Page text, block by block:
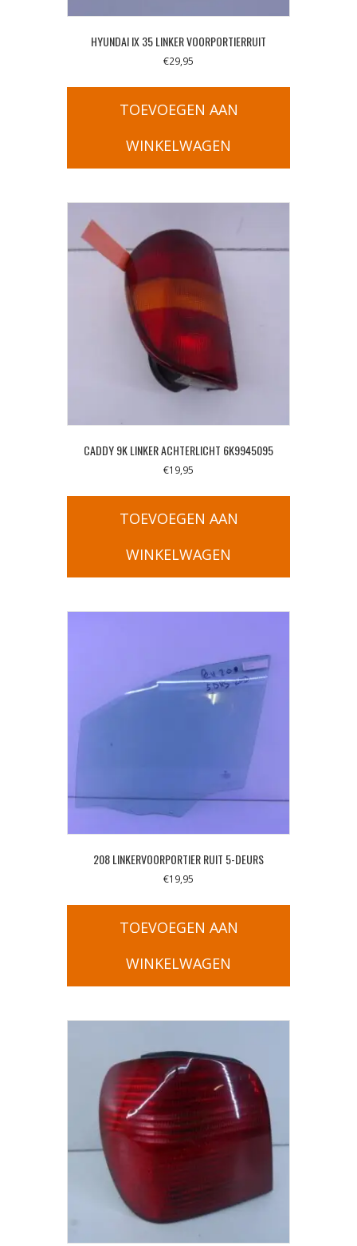
HYUNDAI IX 35 LINKER VOORPORTIERRUIT
€29,95
TOEVOEGEN AAN
WINKELWAGEN
CADDY 9K LINKER ACHTERLICHT 6K9945095
€19,95
TOEVOEGEN AAN
WINKELWAGEN
208 LINKERVOORPORTIER RUIT 5-DEURS
€19,95
TOEVOEGEN AAN
WINKELWAGEN